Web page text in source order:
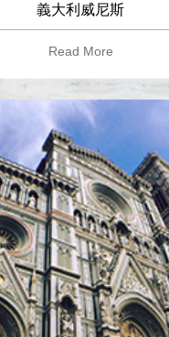
義大利威尼斯
Read More